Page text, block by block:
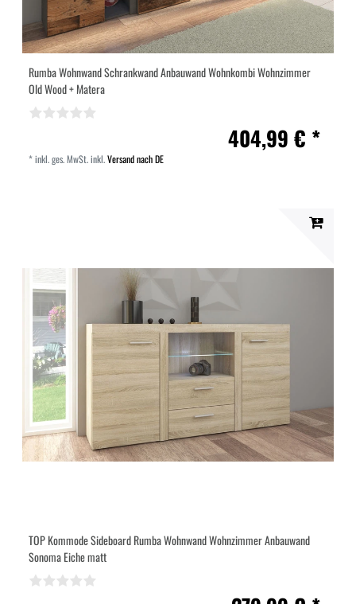
Rumba Wohnwand Schrankwand Anbauwand Wohnkombi Wohnzimmer
Old Wood + Matera
404,99 € *
*inkl. ges. MwSt.inkl.Versand nach DE
TOP Kommode Sideboard Rumba Wohnwand Wohnzimmer Anbauwand
Sonoma Eiche matt